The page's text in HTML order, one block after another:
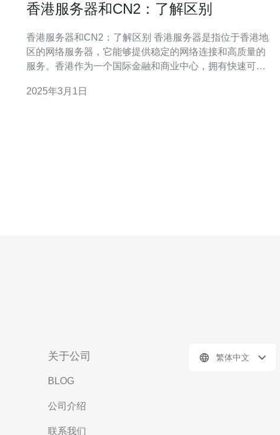
香港服务器和CN2：了解区别
香港服务器和CN2：了解区别 香港服务器是指位于香港地
区的网络服务器，它能够提供稳定的网络连接和高质量的
服务。香港作为一个国际金融和商业中心，拥有快速可靠
在亚洲地区建立在线业务的理想选择。 香港服务器有以下
2025年3月1日
关于公司
BLOG
公司介绍
联系我们
繁体中文